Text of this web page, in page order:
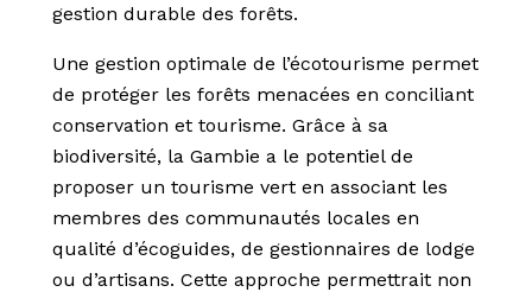
gestion durable des forêts.
Une gestion optimale de l’écotourisme permet
de protéger les forêts menacées en conciliant
conservation et tourisme. Grâce à sa
biodiversité, la Gambie a le potentiel de
proposer un tourisme vert en associant les
membres des communautés locales en
qualité d’écoguides, de gestionnaires de lodge
ou d’artisans. Cette approche permettrait non